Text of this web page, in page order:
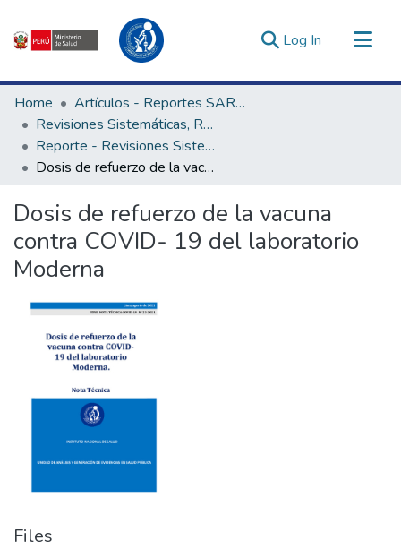
Log In (current)
Communities & Collections
All of DSpace
Statistics
Estadísticas Externas
Enlaces de interés ▾
Home
Artículos - Reportes SARS-CoV-2
Revisiones Sistemáticas, Rápidas y Notas Técnicas - UNAGESP
Reporte - Revisiones Sistemáticas, Rápidas y Notas Técnicas - UNAGESP
Dosis de refuerzo de la vacuna contra COVID- 19 del laboratorio Moderna
Dosis de refuerzo de la vacuna
contra COVID- 19 del laboratorio
Moderna
Files